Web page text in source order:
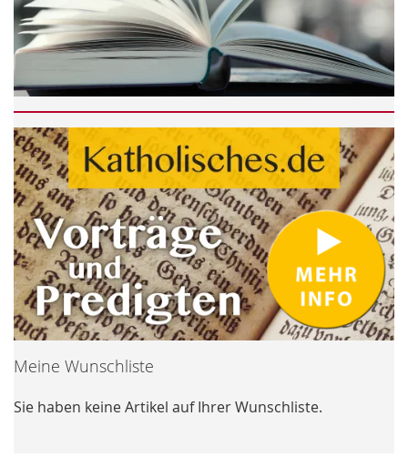
Meine Wunschliste
Sie haben keine Artikel auf Ihrer Wunschliste.